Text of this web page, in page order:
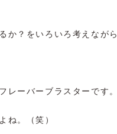
か？をいろいろ考えながら
ーバーブラスターです。
ね。（笑）